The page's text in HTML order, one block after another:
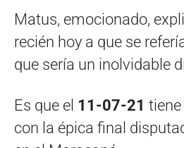
Matus, emocionado,
recién hoy a que se
que sería un inolvidable
Es que el 11-07-21
con la épica final